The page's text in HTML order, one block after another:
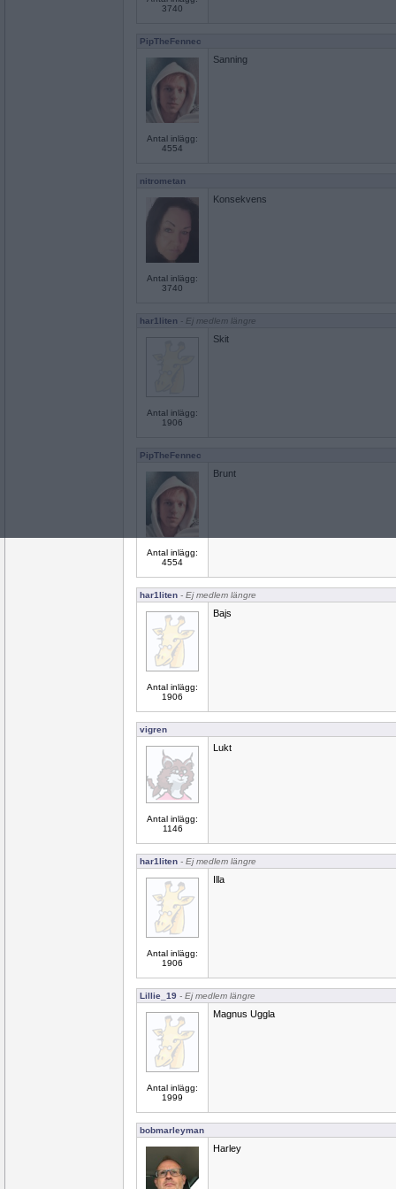
3740
PipTheFennec
Antal inlägg:
4554
Sanning
nitrometan
Antal inlägg:
3740
Konsekvens
har1liten - Ej medlem längre
Antal inlägg:
1906
Skit
PipTheFennec
Antal inlägg:
4554
Brunt
har1liten - Ej medlem längre
Antal inlägg:
1906
Bajs
vigren
Antal inlägg:
1146
Lukt
har1liten - Ej medlem längre
Antal inlägg:
1906
Illa
Lillie_19 - Ej medlem längre
Antal inlägg:
1999
Magnus Uggla
bobmarleyman
Harley